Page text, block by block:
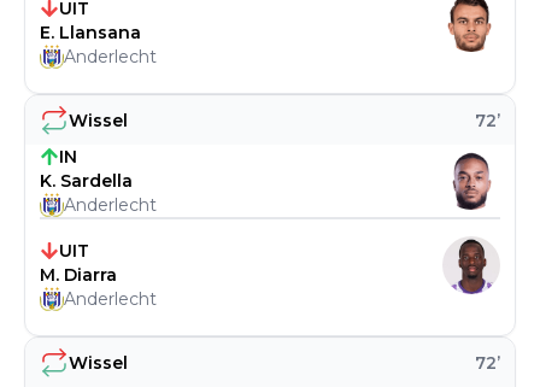
Wissel 72’
Wissel 72’
IN
K. Sardella
Anderlecht
UIT
M. Diarra
Anderlecht
UIT
E. Llansana
Anderlecht